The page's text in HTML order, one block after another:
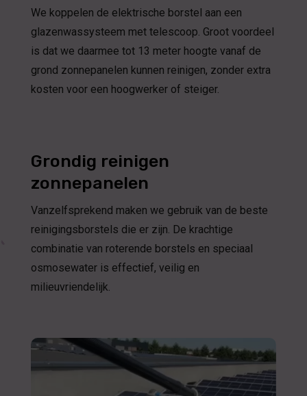
We koppelen de elektrische borstel aan een
glazenwassysteem met telescoop. Groot voordeel
is dat we daarmee tot 13 meter hoogte vanaf de
grond zonnepanelen kunnen reinigen, zonder extra
kosten voor een hoogwerker of steiger.
Grondig reinigen
zonnepanelen
Vanzelfsprekend maken we gebruik van de beste
reinigingsborstels die er zijn. De krachtige
combinatie van roterende borstels en speciaal
osmosewater is effectief, veilig en
milieuvriendelijk.